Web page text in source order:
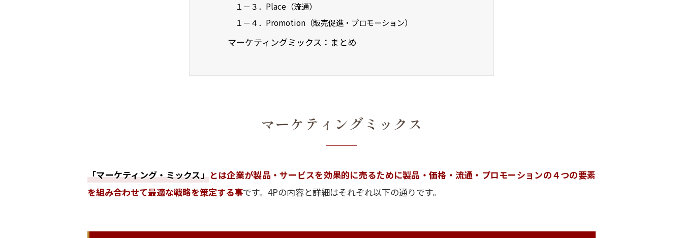
１－３．Place（流通）
１－４．Promotion（販売促進・プロモーション）
マーケティングミックス：まとめ
マーケティングミックス
「マーケティング・ミックス」とは企業が製品・サービスを効果的に売るために製品・価格・流通・プロモーションの４つの要素
を組み合わせて最適な戦略を策定する事です。4Pの内容と詳細はそれぞれ以下の通りです。